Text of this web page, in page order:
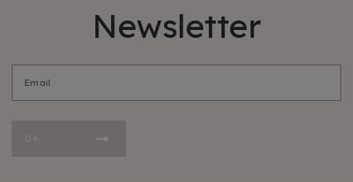
Newsletter
OK